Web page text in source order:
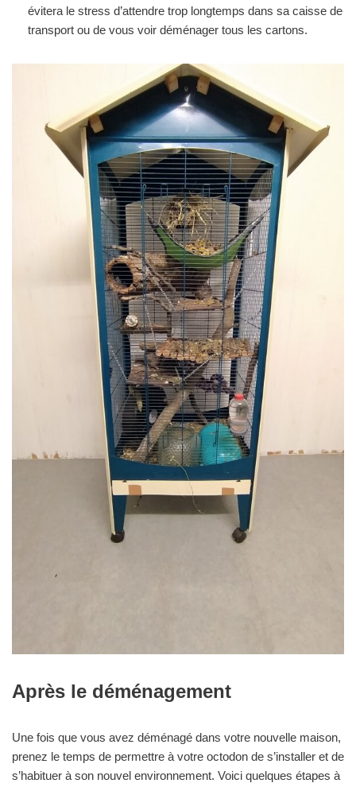
évitera le stress d’attendre trop longtemps dans sa caisse de
transport ou de vous voir déménager tous les cartons.
Après le déménagement
Une fois que vous avez déménagé dans votre nouvelle maison,
prenez le temps de permettre à votre octodon de s’installer et de
s’habituer à son nouvel environnement. Voici quelques étapes à